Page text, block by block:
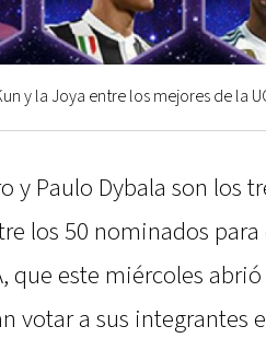
y la Joya entre los mejores de la
y Paulo Dybala son los
los 50 nominados para
que este miércoles
votar a sus integrantes